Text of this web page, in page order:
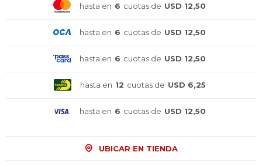
hasta en 6 cuotas de USD 12,50
hasta en 6 cuotas de USD 12,50
hasta en 6 cuotas de USD 12,50
hasta en 12 cuotas de USD 6,25
hasta en 6 cuotas de USD 12,50
UBICAR EN TIENDA